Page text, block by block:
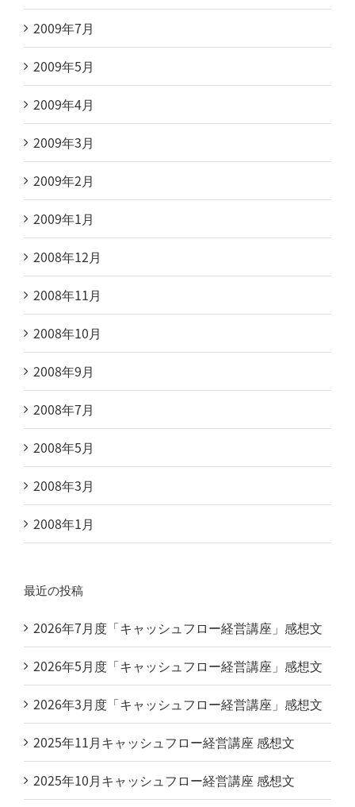
2009年7月
2009年5月
2009年4月
2009年3月
2009年2月
2009年1月
2008年12月
2008年11月
2008年10月
2008年9月
2008年7月
2008年5月
2008年3月
2008年1月
最近の投稿
2026年7月度「キャッシュフロー経営講座」感想文
2026年5月度「キャッシュフロー経営講座」感想文
2026年3月度「キャッシュフロー経営講座」感想文
2025年11月キャッシュフロー経営講座 感想文
2025年10月キャッシュフロー経営講座 感想文